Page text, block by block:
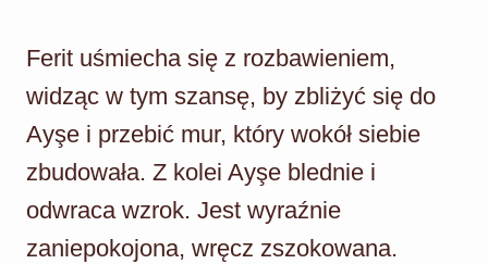
Ferit uśmiecha się z rozbawieniem,
widząc w tym szansę, by zbliżyć się do
Ayşe i przebić mur, który wokół siebie
zbudowała. Z kolei Ayşe blednie i
odwraca wzrok. Jest wyraźnie
zaniepokojona, wręcz zszokowana.